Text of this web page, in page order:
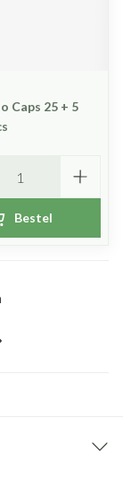
Caps 25 + 5
Bestel